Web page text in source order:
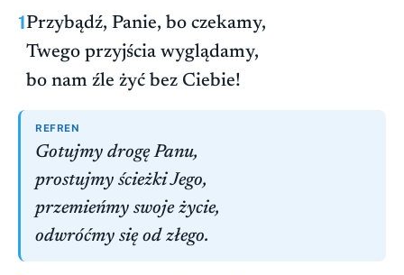
1Przybądź, Panie, bo czekamy,
Twego przyjścia wyglądamy,
bo nam źle żyć bez Ciebie!
REFREN
Gotujmy drogę Panu,
prostujmy ścieżki Jego,
przemieńmy swoje życie,
odwróćmy się od złego.